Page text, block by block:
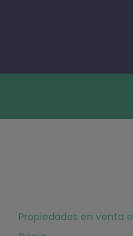
Propiedades en venta